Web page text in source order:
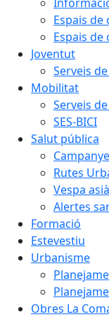
Espais
Espais
Joventut
Serveis
Mobilitat
Serveis
SES-BICI
Salut pública
Rutes
Vespa
Alertes
Formació
Estevestiu
Urbanisme
Obres La